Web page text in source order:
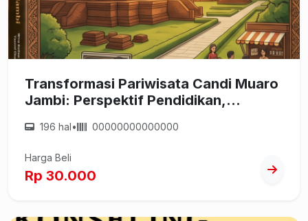
Transformasi Pariwisata Candi Muaro
Jambi: Perspektif Pendidikan,
Budaya
196 hal• 00000000000000
Harga Beli
Rp 30.000